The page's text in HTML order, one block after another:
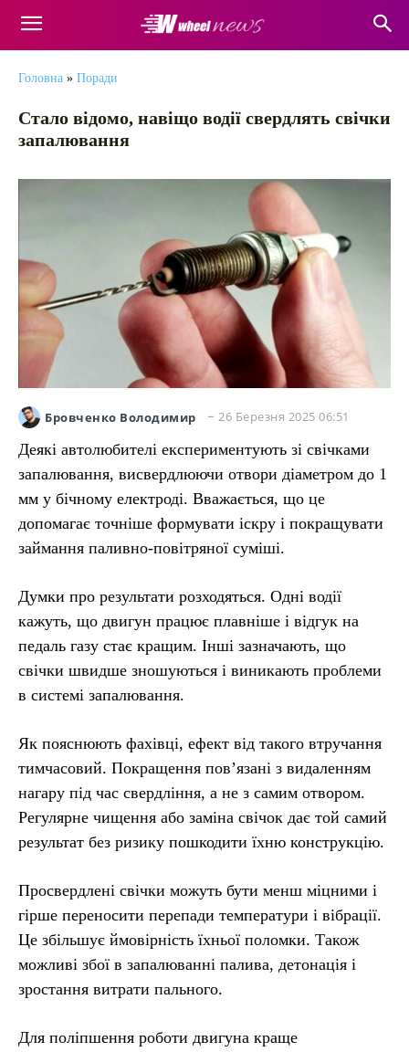
Головна » Поради
Стало відомо, навіщо водії свердлять свічки
запалювання
Бровченко Володимир 26 Березня 2025 06:51
Деякі автолюбителі експериментують зі свічками
запалювання, висвердлюючи отвори діаметром до 1
мм у бічному електроді. Вважається, що це
допомагає точніше формувати іскру і покращувати
займання паливно-повітряної суміші.
Думки про результати розходяться. Одні водії
кажуть, що двигун працює плавніше і відгук на
педаль газу стає кращим. Інші зазначають, що
свічки швидше зношуються і виникають проблеми
в системі запалювання.
Як пояснюють фахівці, ефект від такого втручання
тимчасовий. Покращення пов’язані з видаленням
нагару під час свердління, а не з самим отвором.
Регулярне чищення або заміна свічок дає той самий
результат без ризику пошкодити їхню конструкцію.
Просвердлені свічки можуть бути менш міцними і
гірше переносити перепади температури і вібрації.
Це збільшує ймовірність їхньої поломки. Також
можливі збої в запалюванні палива, детонація і
зростання витрати пального.
Для поліпшення роботи двигуна краще